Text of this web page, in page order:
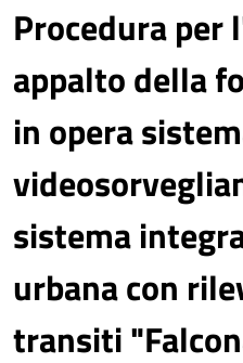
Procedura
appalto della
in opera
sistema
urbana con
transiti